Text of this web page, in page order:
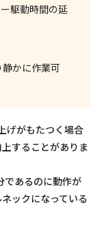
駆動時間の延
かに作業可
げがもたつく場合
することがありま
であるのに動作が
ックになっている